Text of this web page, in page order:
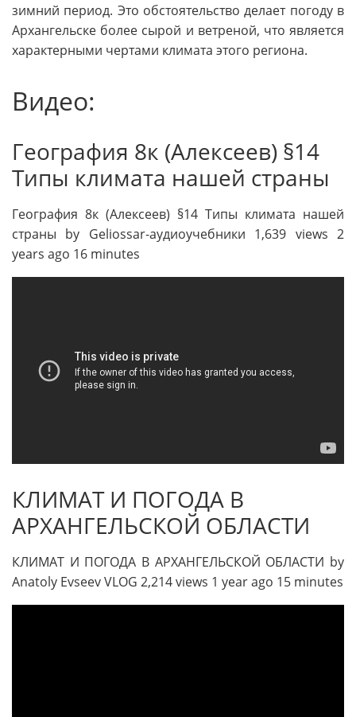
зимний период. Это обстоятельство делает погоду в
Архангельске более сырой и ветреной, что является
характерными чертами климата этого региона.
Видео:
География 8к (Алексеев) §14
Типы климата нашей страны
География 8к (Алексеев) §14 Типы климата нашей
страны by Geliossar-аудиоучебники 1,639 views 2
years ago 16 minutes
КЛИМАТ И ПОГОДА В
АРХАНГЕЛЬСКОЙ ОБЛАСТИ
КЛИМАТ И ПОГОДА В АРХАНГЕЛЬСКОЙ ОБЛАСТИ by
Anatoly Evseev VLOG 2,214 views 1 year ago 15 minutes